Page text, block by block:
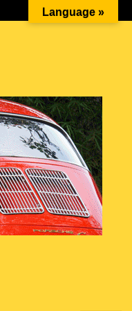
Boxer: Momen…Language »